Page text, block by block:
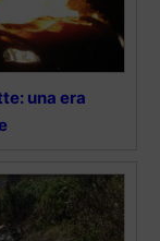
una era